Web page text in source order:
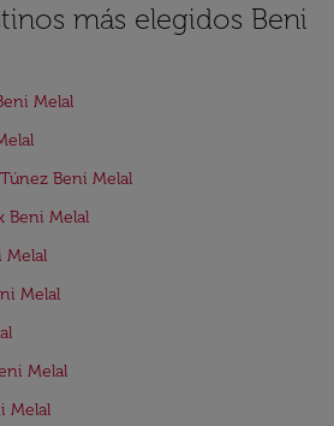
más elegidos Beni
Melal
Beni Melal
Beni Melal
Melal
Melal
Melal
Melal